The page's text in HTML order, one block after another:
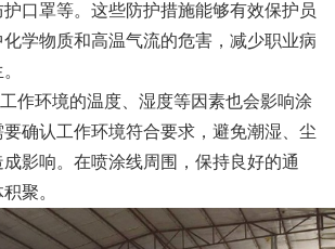
口罩等。这些防护措施能够有效保护员
化学物质和高温气流的危害，减少职业病
作环境的温度、湿度等因素也会影响涂
确认工作环境符合要求，避免潮湿、尘
影响。在喷涂线周围，保持良好的通
聚。